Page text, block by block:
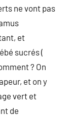
ne vont pas
et
sucrés (
? On
et on y
vert et
de